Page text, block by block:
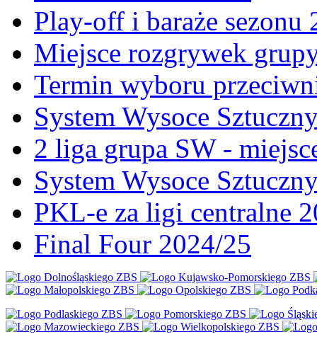
Play-off i baraże sezonu
Miejsce rozgrywek
Termin wyboru
System Wysoce
2 liga grupa SW -
System Wysoce
PKL-e za ligi centralne
Final Four 2024/25